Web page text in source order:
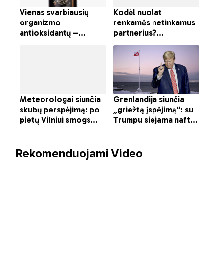
Rekomenduojami Video